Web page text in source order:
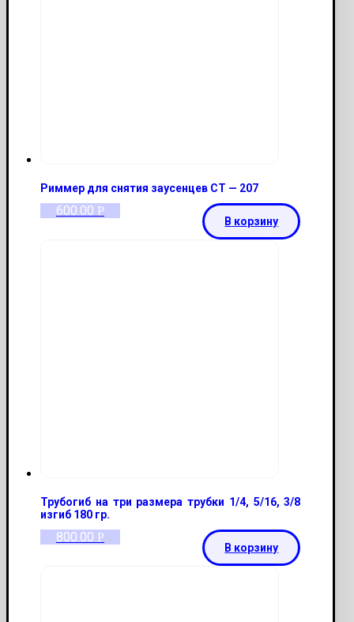
Риммер для снятия заусенцев CT — 207
600.00 Р
В корзину
Трубогиб на три размера трубки 1/4, 5/16, 3/8
изгиб 180 гр.
800.00 Р
В корзину